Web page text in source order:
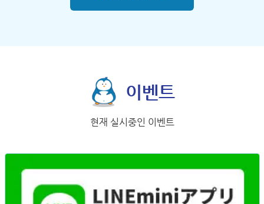
이벤트
현재 실시중인 이벤트